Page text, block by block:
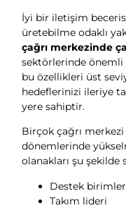
İyi bir iletişim
üretebilme odaklı
çağrı merkezinde
sektörlerinde önemli
bu özellikleri üst
hedeflerinizi ileriye
yere sahiptir.
Birçok çağrı
dönemlerinde
olanakları şu şekilde
Destek
Takım lideri